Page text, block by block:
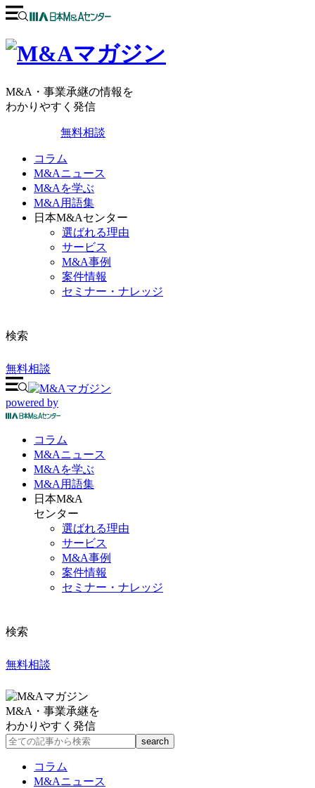
M&A・事業承継の情報を
わかりやすく発信
無料相談
コラム
M&Aニュース
M&Aを学ぶ
M&A用語集
日本M&Aセンター
選ばれる理由
サービス
M&A事例
案件情報
セミナー・ナレッジ
検索
無料相談
powered by
コラム
M&Aニュース
M&Aを学ぶ
M&A 用語集
日本M&A
センター
選ばれる理由
サービス
M&A事例
案件情報
セミナー・ナレッジ
検索
無料相談
M&A・事業承継を
わかりやすく発信
コラム
M&Aニュース